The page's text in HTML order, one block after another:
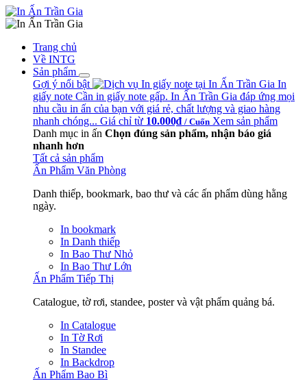
Trang chủ
Về INTG
Sản phẩm
Gợi ý nổi bật
In
giấy note Cần in giấy note gấp. In Ấn Trần Gia đáp ứng mọi
nhu cầu in ấn của bạn với giá rẻ, chất lượng và giao hàng
nhanh chóng... Giá chỉ từ 10.000₫ / Cuốn Xem sản phẩm
Danh mục in ấn Chọn đúng sản phẩm, nhận báo giá
nhanh hơn
Tất cả sản phẩm
Ấn Phẩm Văn Phòng
Danh thiếp, bookmark, bao thư và các ấn phẩm dùng hằng
ngày.
In bookmark
In Danh thiếp
In Bao Thư Nhỏ
In Bao Thư Lớn
Ấn Phẩm Tiếp Thị
Catalogue, tờ rơi, standee, poster và vật phẩm quảng bá.
In Catalogue
In Tờ Rơi
In Standee
In Backdrop
Ấn Phẩm Bao Bì